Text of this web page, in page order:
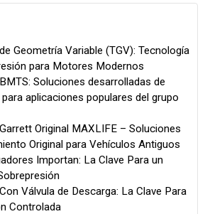
Geometría Variable (TGV): Tecnología
para Motores Modernos
Soluciones desarrolladas de
aplicaciones populares del grupo
Original MAXLIFE – Soluciones
Original para Vehículos Antiguos
Importan: La Clave Para un
Válvula de Descarga: La Clave Para
Controlada